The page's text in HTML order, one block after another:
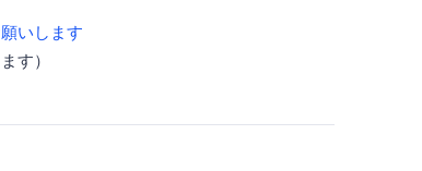
いします
す）